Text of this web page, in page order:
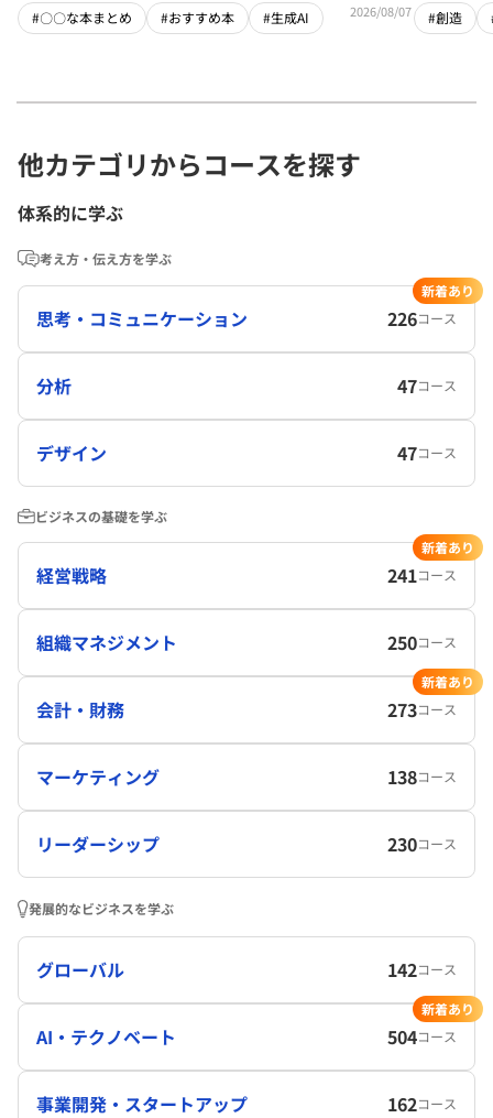
#〇〇な本まとめ #おすすめ本 #生成AI 2026/08/07 #創造
他カテゴリからコースを探す
体系的に学ぶ
考え方・伝え方を学ぶ
思考・コミュニケーション 226コース
新着あり
分析 47コース
デザイン 47コース
ビジネスの基礎を学ぶ
経営戦略 241コース
新着あり
組織マネジメント 250コース
会計・財務 273コース
新着あり
マーケティング 138コース
リーダーシップ 230コース
発展的なビジネスを学ぶ
グローバル 142コース
AI・テクノベート 504コース
新着あり
事業開発・スタートアップ 162コース